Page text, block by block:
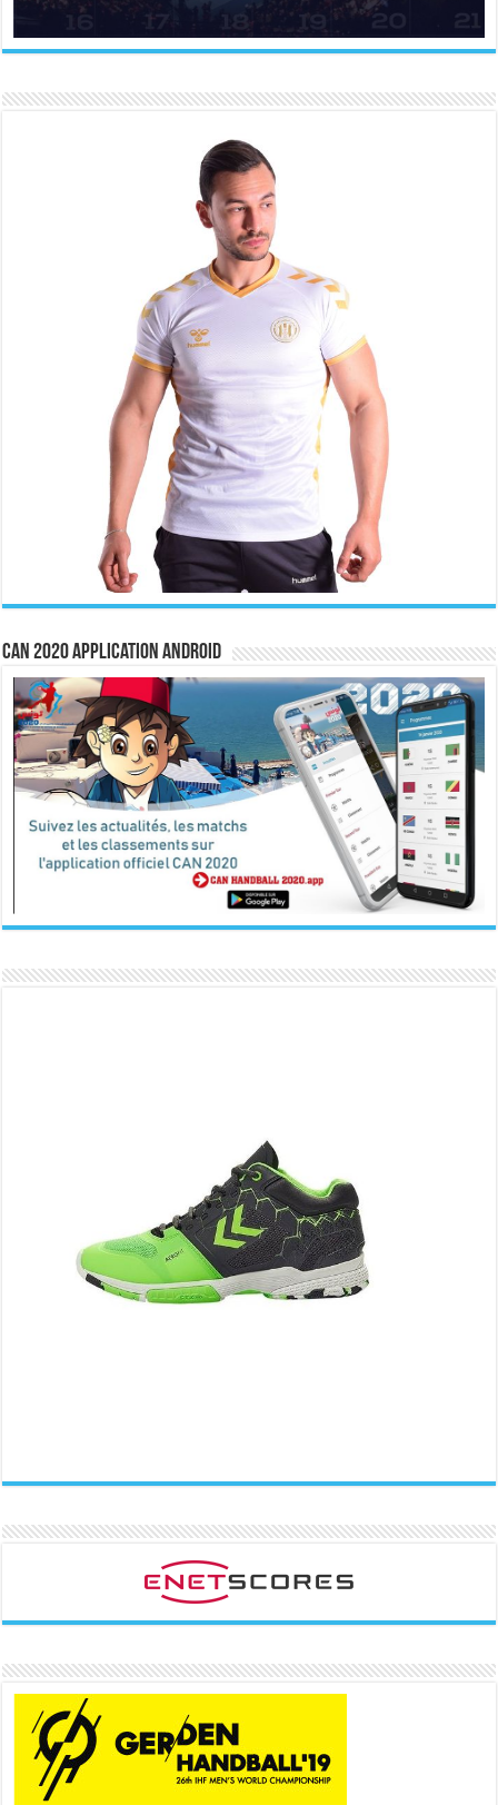
CAN 2020 Application Android